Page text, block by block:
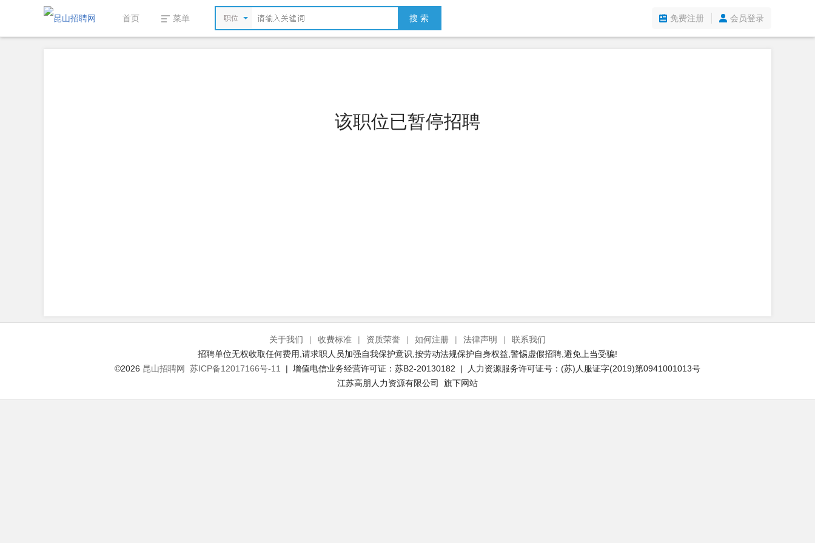
首页 菜单 职位 搜 索 免费注册 会员登录
该职位已暂停招聘
关于我们 | 收费标准 | 资质荣誉 | 如何注册 | 法律声明 |
联系我们
招聘单位无权收取任何费用,请求职人员加强自我保护意识,按劳动法规保护自身权益,警惕虚假招聘,避免上当受骗!
©2026 昆山招聘网 苏ICP备12017166号-11
| 增值电信业务经营许可证：苏B2-20130182 | 人力资源服务许可证号：(苏)人服证字(2019)第0941001013号
江苏高朋人力资源有限公司 旗下网站